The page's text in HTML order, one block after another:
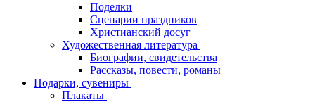
Поделки
Сценарии праздников
Христианский досуг
Художественная литература
Биографии, свидетельства
Рассказы, повести, романы
Подарки, сувениры
Плакаты